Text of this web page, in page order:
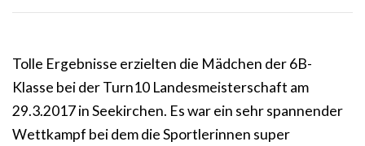
Tolle Ergebnisse erzielten die Mädchen der 6B-
Klasse bei der Turn10 Landesmeisterschaft am
29.3.2017 in Seekirchen. Es war ein sehr spannender
Wettkampf bei dem die Sportlerinnen super